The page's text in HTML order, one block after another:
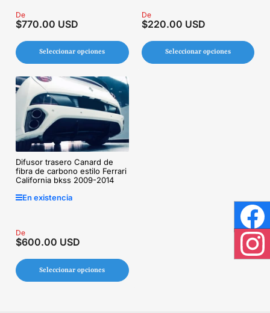
Precio
regular
De
$770.00 USD
Seleccionar opciones
Precio
regular
De
$220.00 USD
Seleccionar opciones
Difusor trasero Canard de
fibra de carbono estilo Ferrari
California bkss 2009-2014
En existencia
Precio
regular
De
$600.00 USD
Seleccionar opciones